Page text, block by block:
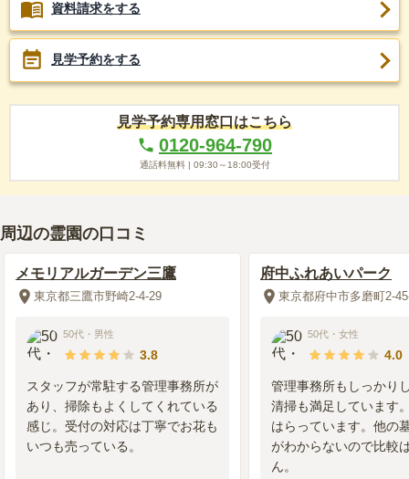
え、便利である。駐車場はちょっと狭いのが難点である。
常駐の管理スタッフがおり、園内は綺麗であり管理が行き届い
ている感じである。全体的にこじんまりとまとまっており、駐
車場・管理事務所・墓所が近くほとんど歩かなくて済みます。
閑静な住宅街のなかにあり、隣は高等学校です。近くには深大
20代 ・
男性
購入価格：300万円
交通利便性 4.0
車で行っています。駅からは少し遠いのでこの方法で行ってい
ます。家から20分くらいなので、そこまで困っていることはな
いです。
設備・環境 4.0
お寺の方が毎日掃除をしているので、設備自体きれいだと思い
ます。特に壊されるなど、迷惑被害を受けたこともないので、
資料請求をする
見学予約をする
見学予約専用窓口はこちら
0120-964-790
通話料無料 | 09:30～18:00受付
周辺の霊園の口コミ
メモリアルガーデン三鷹
東京都三鷹市野崎2-4-29
50代 ・ 男性
3.8
スタッフが常駐する管理事務所が
あり、掃除もよくしてくれている
感じ。受付の対応は丁寧でお花も
いつも売っている。
府中ふれあいパーク
東京都府中市多磨町2-
50代 ・ 女性
4.0
管理事務所もしっかり
清掃も満足しています
はらっています。他の
がわからないので比較
ん。